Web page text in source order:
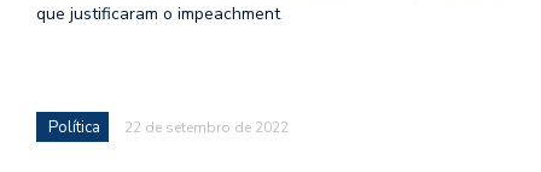
que justificaram o impeachment
Política 22 de setembro de 2022